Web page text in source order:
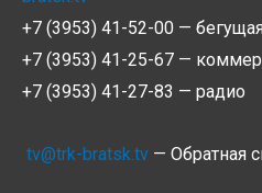
+7 (3953) 41-52-00 —
+7 (3953) 41-25-67 —
+7 (3953) 41-27-83 — радио
tv@trk-bratsk.tv — Обратная